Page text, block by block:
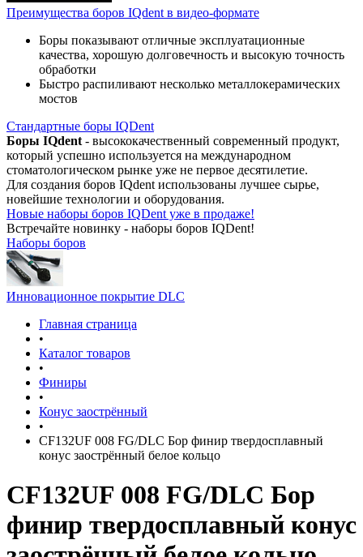
Преимущества боров IQdent в видео-формате
Боры показывают отличные эксплуатационные
качества, хорошую долговечность и высокую точность
обработки
Быстро распиливают несколько металлокерамических
мостов
Стандартные боры IQDent
Боры IQdent - высококачественный современный продукт,
который успешно используется на международном
стоматологическом рынке уже не первое десятилетие.
Для создания боров IQdent использованы лучшее сырье,
новейшие технологии и оборудования.
Новые наборы боров IQDent уже в продаже!
Встречайте новинку - наборы боров IQDent!
Наборы боров
Инновационное покрытие DLC
Главная страница
•
Каталог товаров
•
Финиры
•
Конус заострённый
•
CF132UF 008 FG/DLC Бор финир твердосплавный
конус заострённый белое кольцо
CF132UF 008 FG/DLC Бор
финир твердосплавный конус